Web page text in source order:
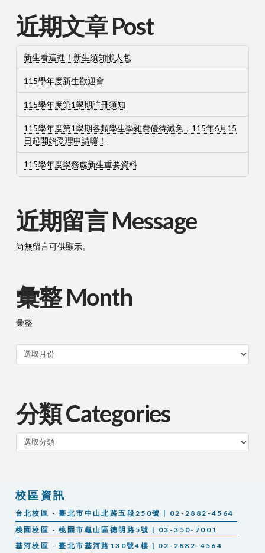
近期文章 Post
新生看這裡！新生須知懶人包
115學年度新生歡迎會
115學年度第1學期註冊須知
115學年度第1學期各類學生學雜費優待減免，115年6月15
日起開始受理申請囉！
115學年度學務處新生重要資料
近期留言 Message
尚無留言可供顯示。
彙整 Month
彙整
分類 Categories
類
校區資訊
台北校區 - 臺北市中山北路五段250號 | 02-2882-4564
桃園校區 - 桃園市龜山區德明路5號 | 03-350-7001
基河校區 - 臺北市基河路130號4樓 | 02-2882-4564